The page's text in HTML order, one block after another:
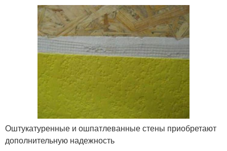
Оштукатуренные и ошпатлеванные стены приобретают
дополнительную надежность